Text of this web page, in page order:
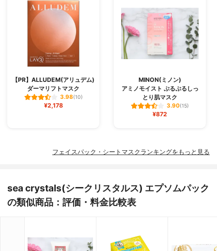
【PR】ALLUDEM(アリュデム)
ダーマリフトマスク
3.98(10)
¥2,178
MINON(ミノン)
アミノモイスト ぷるぷるしっ
とり肌マスク
3.90(15)
¥872
フェイスパック・シートマスクランキングをもっと見る
sea crystals(シークリスタルス) エプソムパック
の類似商品：評価・料金比較表